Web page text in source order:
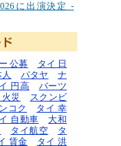
に出演決定 -
公募
タイ 日
パタヤ
ナ
円高
バーツ
災
スクンビ
コク
タイ 幸
自動車
大和
タイ航空
タ
賃金 タイ 洪